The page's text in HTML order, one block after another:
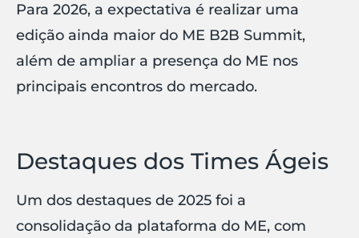
Para 2026, a expectativa é realizar uma
edição ainda maior do ME B2B Summit,
além de ampliar a presença do ME nos
principais encontros do mercado.
Destaques dos Times Ágeis
Um dos destaques de 2025 foi a
consolidação da plataforma do ME, com